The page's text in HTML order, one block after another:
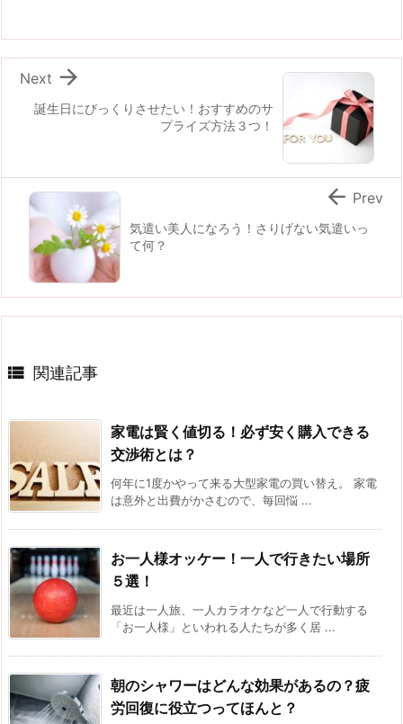
誕生日にびっくりさせたい！おすすめのサ
プライズ方法３つ！

Next
気遣い美人になろう！さりげない気遣いっ
て何？
 Prev
 関連記事
家電は賢く値切る！必ず安く購入できる
交渉術とは？
何年に1度かやって来る大型家電の買い替え。 家電
は意外と出費がかさむので、毎回悩 ...
お一人様オッケー！一人で行きたい場所
５選！
最近は一人旅、一人カラオケなど一人で行動する
「お一人様」といわれる人たちが多く居 ...
朝のシャワーはどんな効果があるの？疲
労回復に役立つってほんと？